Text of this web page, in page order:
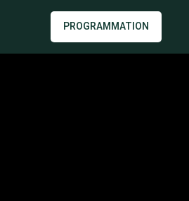
PROGRAMMATION